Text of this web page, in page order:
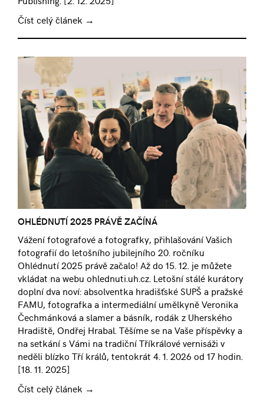
Číst celý článek →
OHLÉDNUTÍ 2025 PRÁVĚ ZAČÍNÁ
Vážení fotografové a fotografky, přihlašování Vašich
fotografií do letošního jubilejního 20. ročníku
Ohlédnutí 2025 právě začalo! Až do 15. 12. je můžete
vkládat na webu ohlednuti.uh.cz. Letošní stálé kurátory
doplní dva noví: absolventka hradišťské SUPŠ a pražské
FAMU, fotografka a intermediální umělkyně Veronika
Čechmánková a slamer a básník, rodák z Uherského
Hradiště, Ondřej Hrabal. Těšíme se na Vaše příspěvky a
na setkání s Vámi na tradiční Tříkrálové vernisáži v
neděli blízko Tří králů, tentokrát 4. 1. 2026 od 17 hodin.
[18. 11. 2025]
Číst celý článek →